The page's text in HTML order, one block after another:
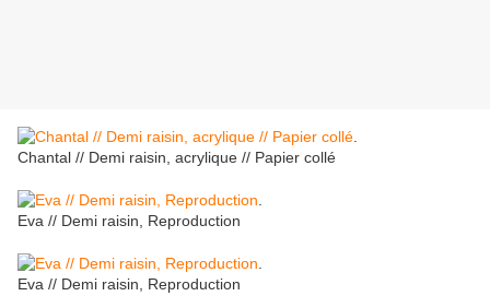
Chantal // Demi raisin, acrylique // Papier collé
Eva // Demi raisin, Reproduction
Eva // Demi raisin, Reproduction